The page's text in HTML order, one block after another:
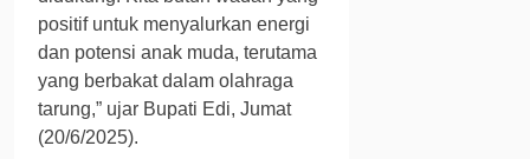
positif untuk menyalurkan energi
dan potensi anak muda, terutama
yang berbakat dalam olahraga
tarung,” ujar Bupati Edi, Jumat
(20/6/2025).